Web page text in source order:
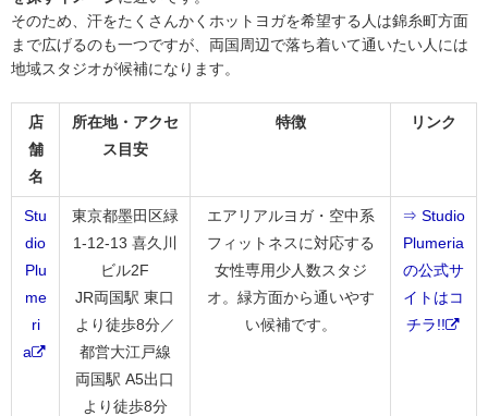
そのため、汗をたくさんかくホットヨガを希望する人は錦糸町方面
まで広げるのも一つですが、両国周辺で落ち着いて通いたい人には
地域スタジオが候補になります。
店
舗
名
所在地・アクセ
ス目安
特徴 リンク
Stu
dio
Plu
me
ri
a
東京都墨田区緑
1-12-13 喜久川
ビル2F
JR両国駅 東口
より徒歩8分／
都営大江戸線
両国駅 A5出口
より徒歩8分
エアリアルヨガ・空中系
フィットネスに対応する
女性専用少人数スタジ
オ。緑方面から通いやす
い候補です。
⇒ Studio
Plumeria
の公式サ
イトはコ
チラ!!